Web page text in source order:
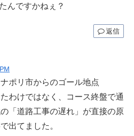
んですかねぇ？
返信
ポリ市からのゴール地点
わけではなく、コース終盤で通
「道路工事の遅れ」が直接の原
出てました。